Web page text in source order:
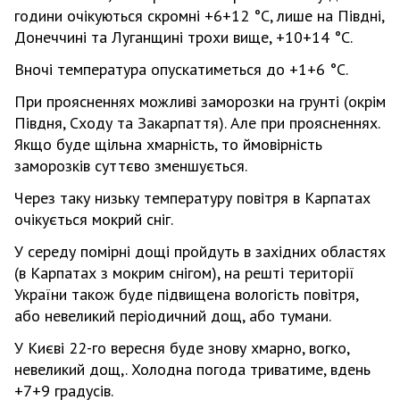
години очікуються скромні +6+12 °С, лише на Півдні,
Донеччині та Луганщині трохи вище, +10+14 °С.
Вночі температура опускатиметься до +1+6 °С.
При проясненнях можливі заморозки на грунті (окрім
Півдня, Сходу та Закарпаття). Але при проясненнях.
Якщо буде щільна хмарність, то ймовірність
заморозків суттєво зменшується.
Через таку низьку температуру повітря в Карпатах
очікується мокрий сніг.
У середу помірні дощі пройдуть в західних областях
(в Карпатах з мокрим снігом), на решті території
України також буде підвищена вологість повітря,
або невеликий періодичний дощ, або тумани.
У Києві 22-го вересня буде знову хмарно, вогко,
невеликий дощ,. Холодна погода триватиме, вдень
+7+9 градусів.